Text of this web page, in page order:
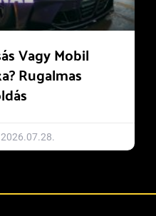
Vagy Mobil
Rugalmas
2026.07.28.